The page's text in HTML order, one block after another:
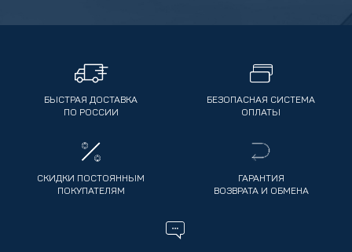
БЫСТРАЯ ДОСТАВКА
ПО РОССИИ
БЕЗОПАСНАЯ СИСТЕМА
ОПЛАТЫ
СКИДКИ ПОСТОЯННЫМ
ПОКУПАТЕЛЯМ
ГАРАНТИЯ
ВОЗВРАТА И ОБМЕНА